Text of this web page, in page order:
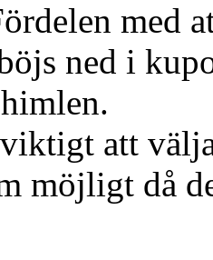
med
ned i
att
möjligt då